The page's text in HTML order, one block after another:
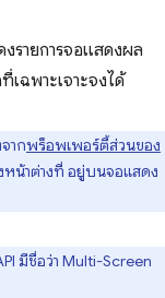
ายการจอแสดงผล
ฉพาะเจาะจงได้
ากพร็อพเพอร์ตี้ส่วนของ
หน้าต่างที่ อยู่บนจอแสดง
มีชื่อว่า Multi-Screen